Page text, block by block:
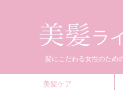
髪にこだわる女性のため
美髪ケア